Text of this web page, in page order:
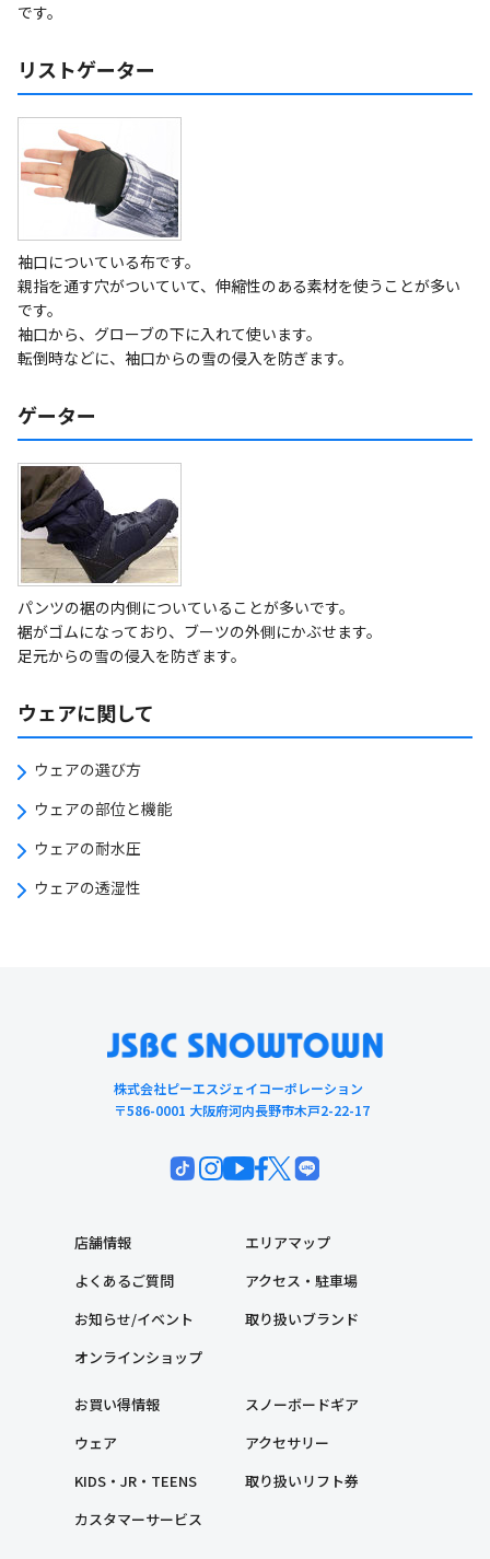
です。
リストゲーター
袖口についている布です。
親指を通す穴がついていて、伸縮性のある素材を使うことが多い
です。
袖口から、グローブの下に入れて使います。
転倒時などに、袖口からの雪の侵入を防ぎます。
ゲーター
パンツの裾の内側についていることが多いです。
裾がゴムになっており、ブーツの外側にかぶせます。
足元からの雪の侵入を防ぎます。
ウェアに関して
ウェアの選び方
ウェアの部位と機能
ウェアの耐水圧
ウェアの透湿性
株式会社ピーエスジェイコーポレーション
〒586-0001 大阪府河内長野市木戸2-22-17
店舗情報
エリアマップ
よくあるご質問
アクセス・駐車場
お知らせ/イベント
取り扱いブランド
オンラインショップ
お買い得情報
スノーボードギア
ウェア
アクセサリー
KIDS・JR・TEENS
取り扱いリフト券
カスタマーサービス